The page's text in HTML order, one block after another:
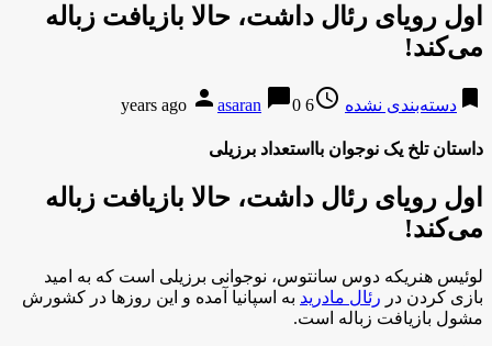
اول رویای رئال داشت، حالا بازیافت زباله
می‌کند!
bookmark دسته‌بندی نشده access_time
6 years ago
person asaran chat_bubble0
داستان تلخ یک نوجوان بااستعداد برزیلی
اول رویای رئال داشت، حالا بازیافت زباله
می‌کند!
لوئیس هنریکه دوس سانتوس، نوجوانی برزیلی است که به امید
بازی کردن در رئال مادرید به اسپانیا آمده و این روزها در کشورش
مشول بازیافت زباله است.